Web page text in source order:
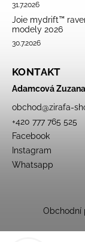
31.7.2026
Joie mydrift™
modely 2026
30.7.2026
KONTAKT
Adamcová Zuzana
obchod@zirafa-
+420 777 765 525
Facebook
Instagram
Whatsapp
Obchodní